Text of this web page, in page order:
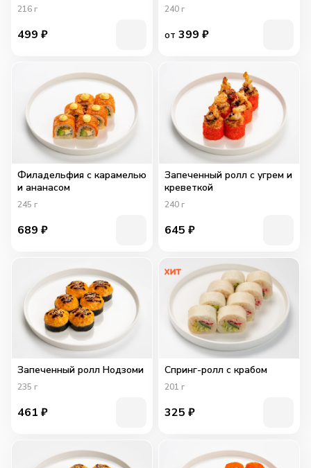
216 г
499 ₽
240 г
от 399 ₽
Филадельфия с карамелью
и ананасом
245 г
689 ₽
Запеченный ролл с угрем и
креветкой
240 г
645 ₽
Запеченный ролл Нодзоми
235 г
461 ₽
Спринг-ролл с крабом
201 г
325 ₽